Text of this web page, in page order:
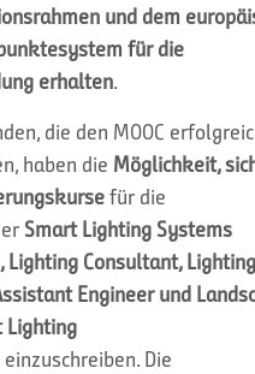
und dem
für die
erhalten.
die den MOOC
haben die Möglichkeit,
für die
Smart Lighting Systems
Lighting Consultant, Lighting
Engineer und
Lighting
einzuschreiben. Die